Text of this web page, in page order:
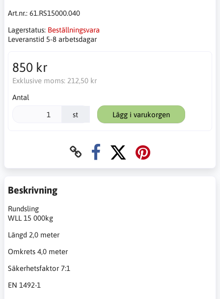
Art.nr.: 61.RS15000.040
Lagerstatus: Beställningsvara
Leveranstid 5-8 arbetsdagar
850 kr
Exklusive moms: 212,50 kr
Antal
st Lägg i varukorgen
Beskrivning
Rundsling
WLL 15 000kg
Längd 2,0 meter
Omkrets 4,0 meter
Säkerhetsfaktor 7:1
EN 1492-1